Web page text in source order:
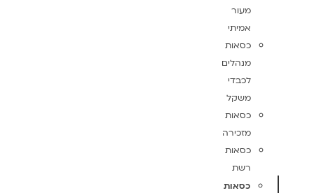
מעור
אמיתי
כסאות
מנהלים
לכבדי
משקל
כסאות
מזכירה
כסאות
רשת
כסאות